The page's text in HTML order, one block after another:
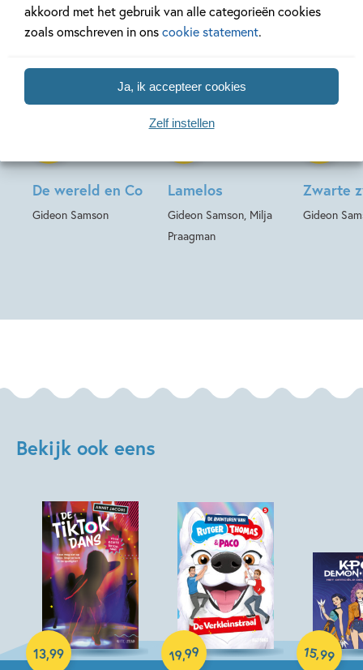
akkoord met het gebruik van alle categorieën cookies
zoals omschreven in onscookie statement.
Ja, ik accepteer cookies
Zelf instellen
De wereld en Co
Gideon Samson
Lamelos
Gideon Samson, Milja
Praagman
Zwarte
Gideon
Hardcover
Bekijk ook eens
13,99
Hardcover
19,99 15,99
Paperback